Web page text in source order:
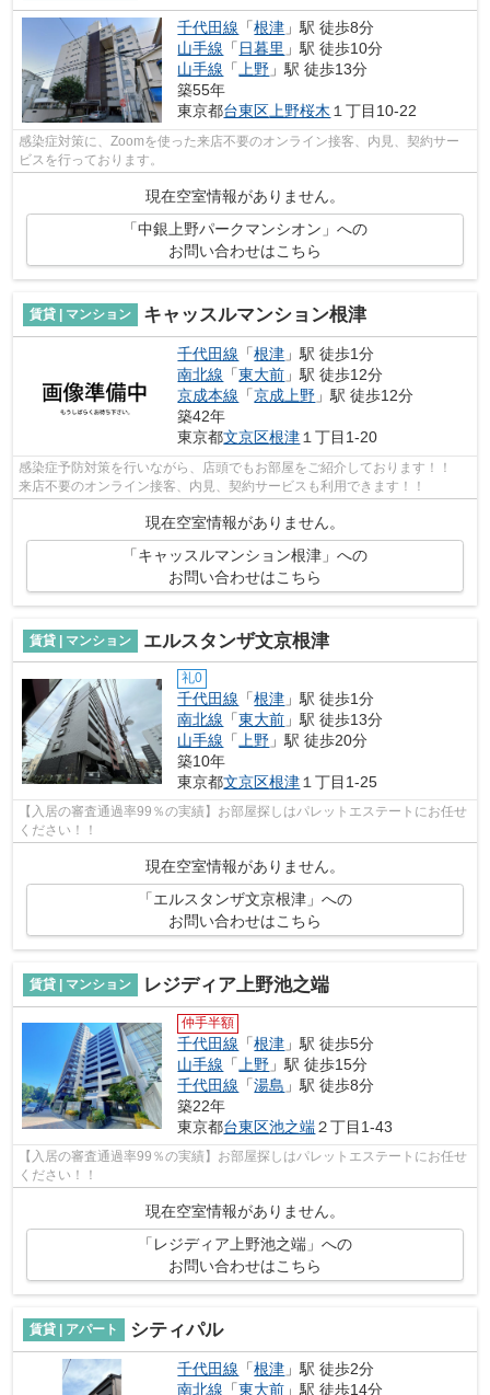
千代田線 「根津 」駅 徒歩8分
山手線 「 日暮里 」駅 徒歩10分
山手線 「上野 」駅 徒歩13分
築55年
東京都台東区上野桜木 １丁目10-22
感染症対策に、Zoomを使った来店不要のオンライン接客、内見、契約サー
ビスを行っております。
現在空室情報がありません。
「中銀上野パークマンシオン」への
お問い合わせはこちら
賃貸 | マンション キャッスルマンション根津
千代田線 「根津 」駅 徒歩1分
南北線 「東大前 」駅 徒歩12分
京成本線 「京成上野 」駅 徒歩12分
築42年
東京都文京区根津１丁目1-20
感染症予防対策を行いながら、店頭でもお部屋をご紹介しております！！
来店不要のオンライン接客、内見、契約サービスも利用できます！！
現在空室情報がありません。
「キャッスルマンション根津」への
お問い合わせはこちら
賃貸 | マンション エルスタンザ文京根津
礼0
千代田線 「根津 」駅 徒歩1分
南北線 「東大前 」駅 徒歩13分
山手線 「上野 」駅 徒歩20分
築10年
東京都文京区根津１丁目1-25
【入居の審査通過率99％の実績】お部屋探しはパレットエステートにお任せ
ください！！
現在空室情報がありません。
「エルスタンザ文京根津」への
お問い合わせはこちら
賃貸 | マンション レジディア上野池之端
仲手半額
千代田線 「根津 」駅 徒歩5分
山手線 「 上野 」駅 徒歩15分
千代田線 「湯島 」駅 徒歩8分
築22年
東京都台東区池之端２丁目1-43
【入居の審査通過率99％の実績】お部屋探しはパレットエステートにお任せ
ください！！
現在空室情報がありません。
「レジディア上野池之端」への
お問い合わせはこちら
賃貸 | アパート シティパル
千代田線 「根津 」駅 徒歩2分
南北線 「東大前 」駅 徒歩14分